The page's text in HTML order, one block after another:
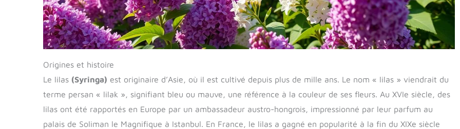
Origines et histoire
Le lilas (Syringa) est originaire d’Asie, où il est cultivé depuis plus de mille ans. Le nom « lilas » viendrait du
terme persan « lilak », signifiant bleu ou mauve, une référence à la couleur de ses fleurs. Au XVIe siècle, des
lilas ont été rapportés en Europe par un ambassadeur austro-hongrois, impressionné par leur parfum au
palais de Soliman le Magnifique à Istanbul. En France, le lilas a gagné en popularité à la fin du XIXe siècle